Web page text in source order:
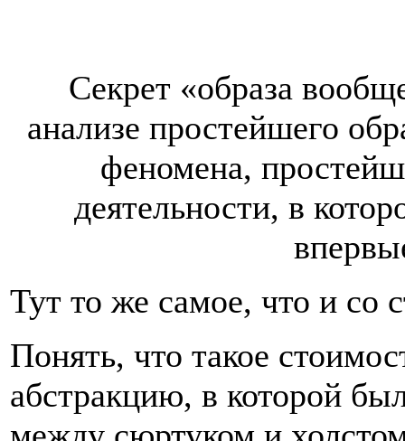
Секрет «образа
анализе простейшего
феномена,
деятельности, в
Тут то же самое, что и со
Понять, что такое
абстракцию, в которой